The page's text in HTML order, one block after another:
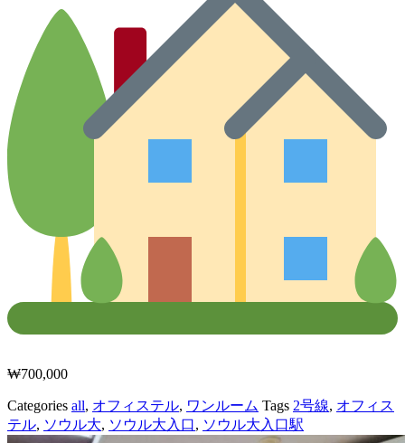
₩700,000
Categories all, オフィステル, ワンルーム Tags 2号線, オフィス
テル, ソウル大, ソウル大入口, ソウル大入口駅